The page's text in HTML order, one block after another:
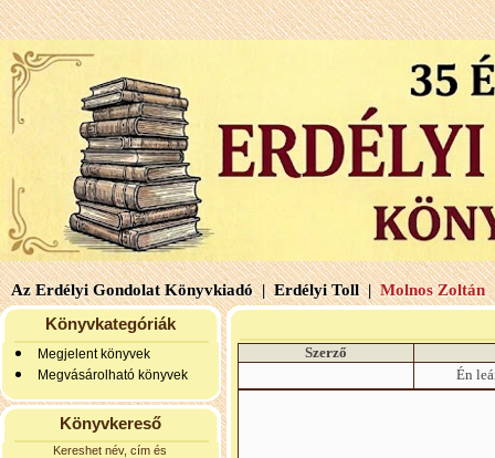
Az Erdélyi Gondolat Könyvkiadó | Erdélyi Toll | Molnos Zoltán
Könyvkategóriák
Megjelent könyvek
Megvásárolható könyvek
Könyvkereső
Kereshet név, cím és
Szerző
Én